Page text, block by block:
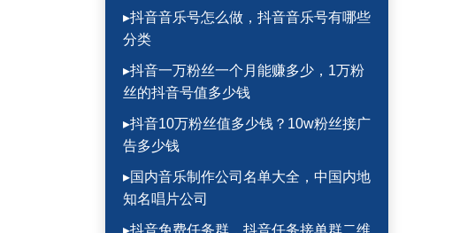
▸抖音音乐号怎么做，抖音音乐号有哪些
分类
▸抖音一万粉丝一个月能赚多少，1万粉
丝的抖音号值多少钱
▸抖音10万粉丝值多少钱？10w粉丝接广
告多少钱
▸国内音乐制作公司名单大全，中国内地
知名唱片公司
▸抖音免费任务群，抖音任务接单群二维